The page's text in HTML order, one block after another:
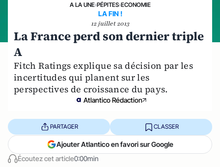
A LA UNE›PÉPITES›ECONOMIE
LA FIN !
12 juillet 2013
La France perd son dernier triple
A
Fitch Ratings explique sa décision par les
incertitudes qui planent sur les
perspectives de croissance du pays.
Atlantico Rédaction
Écoutez cet article0:00min
PARTAGER CLASSER
Ajouter Atlantico en favori sur Google